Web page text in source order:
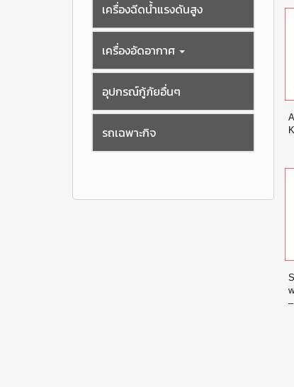
เครื่องฉีดน้ำแรงดันสูง
เครื่องอัดอากาศ
อุปกรณ์กู้ภัยอื่นๆ
รถเฉพาะกิจ